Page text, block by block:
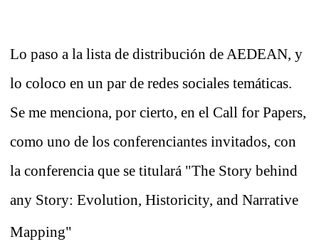
Lo paso a la lista de distribución de AEDEAN, y
lo coloco en un par de redes sociales temáticas.
Se me menciona, por cierto, en el Call for Papers,
como uno de los conferenciantes invitados, con
la conferencia que se titulará "The Story behind
any Story: Evolution, Historicity, and Narrative
Mapping"